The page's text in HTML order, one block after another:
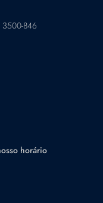
3500-846
horário